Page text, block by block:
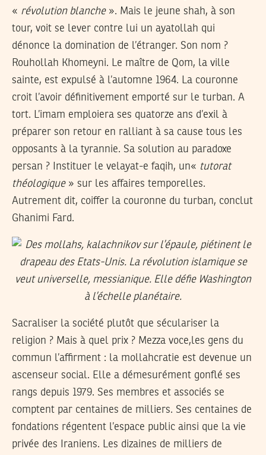
« révolution blanche». Mais le jeune shah, à son
tour, voit se lever contre lui un ayatollah qui
dénonce la domination de l’étranger. Son nom ?
Rouhollah Khomeyni. Le maître de Qom, la ville
sainte, est expulsé à l’automne 1964. La couronne
croit l’avoir définitivement emporté sur le turban. A
tort. L’imam emploiera ses quatorze ans d’exil à
préparer son retour en ralliant à sa cause tous les
opposants à la tyrannie. Sa solution au paradoxe
persan ? Instituer le velayat-e faqih, un« tutorat
théologique» sur les affaires temporelles.
Autrement dit, coiffer la couronne du turban, conclut
Ghanimi Fard.
Sacraliser la société plutôt que séculariser la
religion ? Mais à quel prix ? Mezza voce,les gens du
commun l’affirment : la mollahcratie est devenue un
ascenseur social. Elle a démesurément gonflé ses
rangs depuis 1979. Ses membres et associés se
comptent par centaines de milliers. Ses centaines de
fondations régentent l’espace public ainsi que la vie
privée des Iraniens. Les dizaines de milliers de